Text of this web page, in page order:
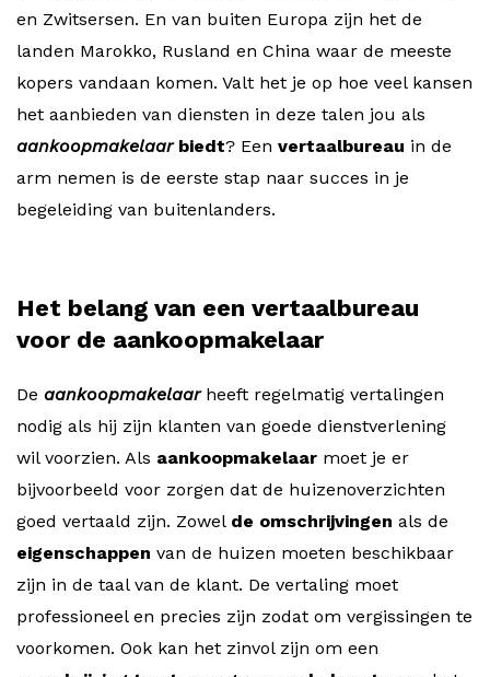
en Zwitsersen. En van buiten Europa zijn het de
landen Marokko, Rusland en China waar de meeste
kopers vandaan komen. Valt het je op hoe veel kansen
het aanbieden van diensten in deze talen jou als
aankoopmakelaarbiedt? Een vertaalbureau in de
arm nemen is de eerste stap naar succes in je
begeleiding van buitenlanders.
Het belang van een vertaalbureau
voor de aankoopmakelaar
De aankoopmakelaarheeft regelmatig vertalingen
nodig als hij zijn klanten van goede dienstverlening
wil voorzien. Als aankoopmakelaar moet je er
bijvoorbeeld voor zorgen dat de huizenoverzichten
goed vertaald zijn. Zowel de omschrijvingen als de
eigenschappen van de huizen moeten beschikbaar
zijn in de taal van de klant. De vertaling moet
professioneel en precies zijn zodat om vergissingen te
voorkomen. Ook kan het zinvol zijn om een